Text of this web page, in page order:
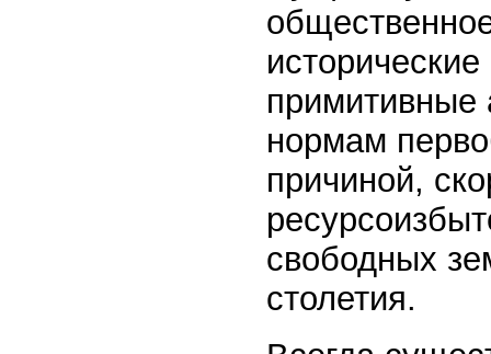
примитивные
нормам
причиной,
свободных
столетия.